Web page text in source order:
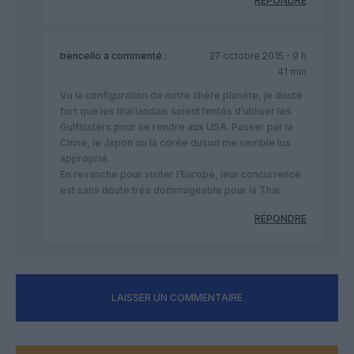
bencello a commenté :
27 octobre 2015 - 9 h
41 min
Vu la configuration de notre chère planète, je doute
fort que les thaïlandais soient tentés d’utiliser les
Gulfsisters pour se rendre aux USA. Passer par la
Chine, le Japon ou la corée dusud me semble lus
approprié.
En revanche pour visiter l’Europe, leur concurrence
est sans doute très dommageable pour la Thai.
RÉPONDRE
LAISSER UN COMMENTAIRE